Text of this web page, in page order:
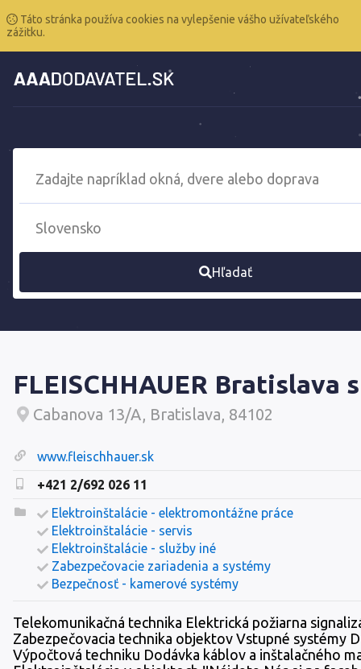
Táto stránka používa cookies na vylepšenie vášho užívateľského
zážitku.
Hľadať
FLEISCHHAUER Bratislava
Cabanova 13/A, Bratislava, 84102
www.fleischhauer.sk
+421 2/692 026 11
Elektroinštalácie - elektromontážne práce
Elektroinštalácie - servis
Elektroinštalácie - služby iné
Zabezpečovacie zariadenia a systémy
Bezpečnosť - kamerové systémy
Telekomunikačná technika Elektrická požiarna
Zabezpečovacia technika objektov Vstupné systémy
Výpočtová techniku Dodávka káblov a inštalačného